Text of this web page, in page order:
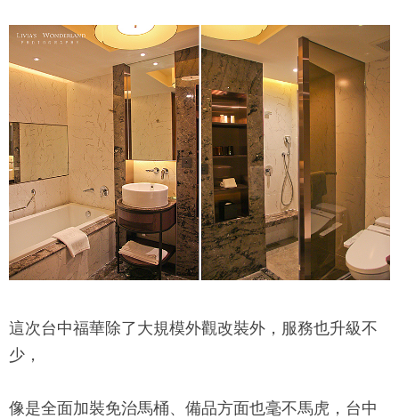
這次台中福華除了大規模外觀改裝外，服務也升級不
少，
像是全面加裝免治馬桶、備品方面也毫不馬虎，台中